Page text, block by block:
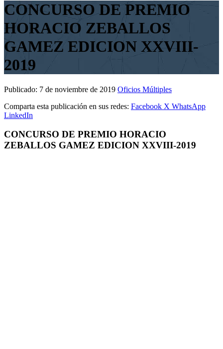
CONCURSO DE PREMIO
HORACIO ZEBALLOS
GAMEZ EDICION XXVIII-
2019
Publicado: 7 de noviembre de 2019 Oficios Múltiples
Comparta esta publicación en sus redes: Facebook X WhatsApp
LinkedIn
CONCURSO DE PREMIO HORACIO
ZEBALLOS GAMEZ EDICION XXVIII-2019